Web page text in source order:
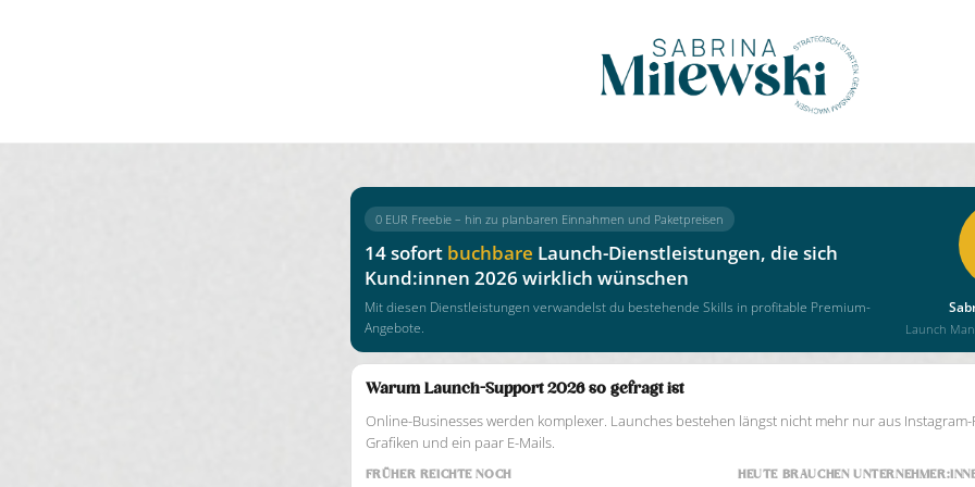
0 EUR Freebie – hin zu planbaren Einnahmen und Paketpreisen
14 sofort buchbare Launch-Dienstleistungen, die sich
Kund:innen 2026 wirklich wünschen
Mit diesen Dienstleistungen verwandelst du bestehende Skills in profitable Premium-
Angebote.
Launch
Warum Launch-Support 2026 so gefragt ist
Online-Businesses werden komplexer. Launches bestehen längst nicht mehr nur aus Instagram-
Grafiken und ein paar E-Mails.
FRÜHER REICHTE NOCH HEUTE BRAUCHEN